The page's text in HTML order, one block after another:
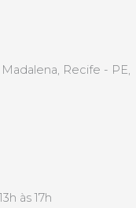
Recife - PE,
às 17h